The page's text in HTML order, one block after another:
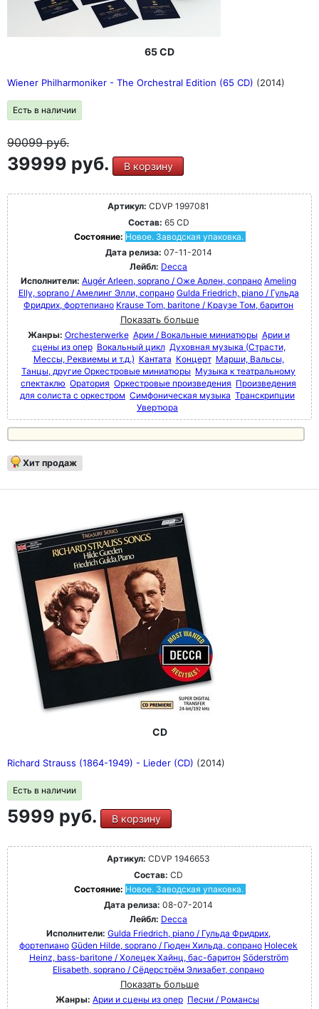
65 CD
Wiener Philharmoniker - The Orchestral Edition (65 CD) (2014)
Есть в наличии
90099руб.
39999 руб. В корзину
Артикул: CDVP 1997081
Состав: 65 CD
Состояние: Новое. Заводская упаковка.
Дата релиза: 07-11-2014
Лейбл: Decca
Исполнители: Augér Arleen, soprano / Оже Арлен, сопрано Ameling
Elly, soprano / Амелинг Элли, сопрано Gulda Friedrich, piano / Гульда
Фридрих, фортепиано Krause Tom, baritone / Краузе Том, баритон
Показать больше
Жанры: Orchesterwerke Арии / Вокальные миниатюры Арии и
сцены из опер Вокальный цикл Духовная музыка (Страсти,
Мессы, Реквиемы и т.д.) Кантата Концерт Марши, Вальсы,
Танцы, другие Оркестровые миниатюры Музыка к театральному
спектаклю Оратория Оркестровые произведения Произведения
для солиста с оркестром Симфоническая музыка Транскрипции
Увертюра
Хит продаж
CD
Richard Strauss (1864-1949) - Lieder (CD) (2014)
Есть в наличии
5999 руб. В корзину
Артикул: CDVP 1946653
Состав: CD
Состояние: Новое. Заводская упаковка.
Дата релиза: 08-07-2014
Лейбл: Decca
Исполнители: Gulda Friedrich, piano / Гульда Фридрих,
фортепиано Güden Hilde, soprano / Гюден Хильда, сопрано Holecek
Heinz, bass-baritone / Холецек Хайнц, бас-баритон Söderström
Elisabeth, soprano / Сёдерстрём Элизабет, сопрано
Показать больше
Жанры: Арии и сцены из опер Песни / Романсы